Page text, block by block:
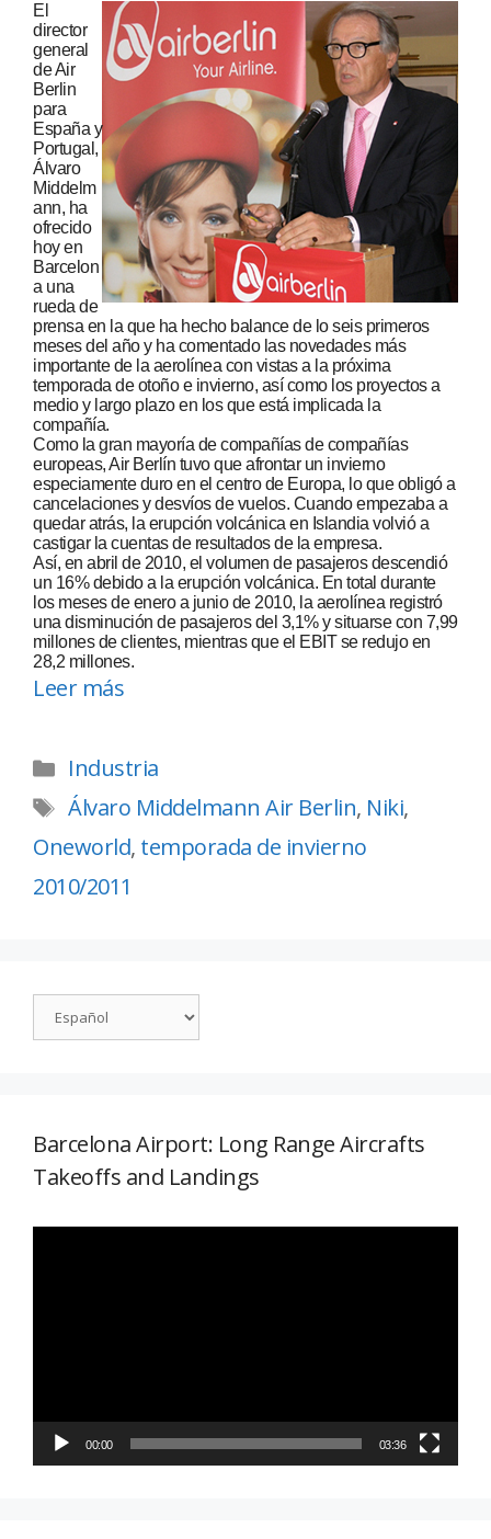
El
director
general
de Air
Berlin
para
España y
Portugal,
Álvaro
Middelm
ann, ha
ofrecido
hoy en
Barcelon
a una
rueda de
prensa en la que ha hecho balance de lo seis primeros
meses del año y ha comentado las novedades más
importante de la aerolínea con vistas a la próxima
temporada de otoño e invierno, así como los proyectos a
medio y largo plazo en los que está implicada la
compañía.
Como la gran mayoría de compañías de compañías
europeas, Air Berlín tuvo que afrontar un invierno
especiamente duro en el centro de Europa, lo que obligó a
cancelaciones y desvíos de vuelos. Cuando empezaba a
quedar atrás, la erupción volcánica en Islandia volvió a
castigar la cuentas de resultados de la empresa.
Así, en abril de 2010, el volumen de pasajeros descendió
un 16% debido a la erupción volcánica. En total durante
los meses de enero a junio de 2010, la aerolínea registró
una disminución de pasajeros del 3,1% y situarse con 7,99
millones de clientes, mientras que el EBIT se redujo en
28,2 millones.
Leer más
Industria
Álvaro Middelmann Air Berlin, Niki,
Oneworld, temporada de invierno
2010/2011
Barcelona Airport: Long Range Aircrafts
Takeoffs and Landings
00:00 03:36